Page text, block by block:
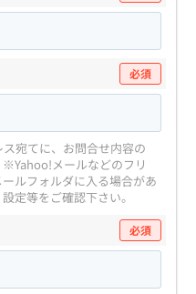
必須
宛てに、お問合せ内容の
※Yahoo!メールなどのフリ
ルフォルダに入る場合があ
定等をご確認下さい。
必須